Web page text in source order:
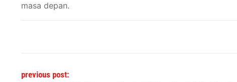
masa depan.
Post navigation
previous post: